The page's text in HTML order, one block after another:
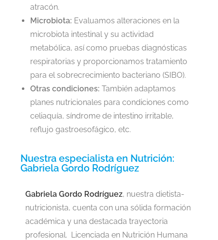
atracón.
Microbiota: Evaluamos alteraciones en la
microbiota intestinal y su actividad
metabólica, así como pruebas diagnósticas
respiratorias y proporcionamos tratamiento
para el sobrecrecimiento bacteriano (SIBO).
Otras condiciones: También adaptamos
planes nutricionales para condiciones como
celiaquía, síndrome de intestino irritable,
reflujo gastroesofágico, etc.
Nuestra especialista en Nutrición:
Gabriela Gordo Rodríguez
Gabriela Gordo Rodríguez, nuestra dietista-
nutricionista, cuenta con una sólida formación
académica y una destacada trayectoria
profesional. Licenciada en Nutrición Humana